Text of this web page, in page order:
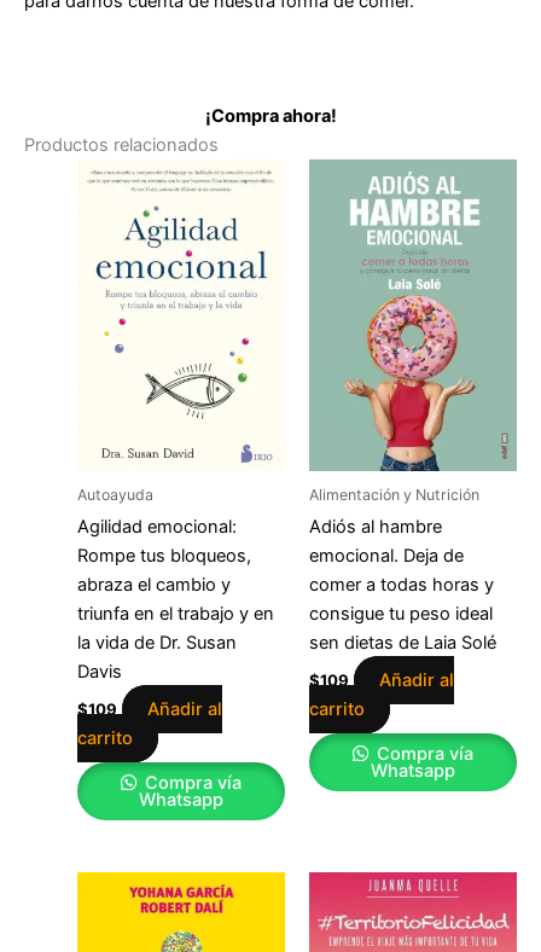
¡Compra ahora!
Productos relacionados
Autoayuda
Agilidad emocional:
Rompe tus bloqueos,
abraza el cambio y
triunfa en el trabajo y en
la vida de Dr. Susan
Davis
$109
Añadir al
carrito
Compra vía
Whatsapp
Alimentación y Nutrición
Adiós al hambre
emocional. Deja de
comer a todas horas y
consigue tu peso ideal
sen dietas de Laia Solé
$109
Añadir al
carrito
Compra vía
Whatsapp